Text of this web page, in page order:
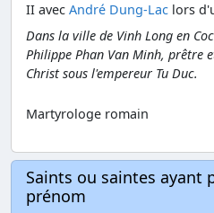
II avec André Dung-Lac lors
Dans la ville de Vinh Long en
Philippe Phan Van Minh, prêtre
Christ sous l'empereur Tu Duc.
Martyrologe romain
Saints ou saintes ayant
prénom